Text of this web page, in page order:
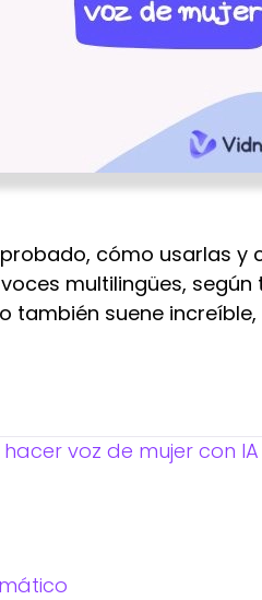
cómo usarlas y
multilingües, según
también suene
voz de mujer con IA